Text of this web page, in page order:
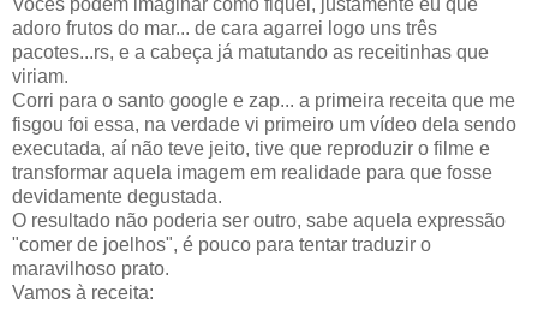
Vocês podem imaginar como fiquei, justamente eu que
adoro frutos do mar... de cara agarrei logo uns três
pacotes...rs, e a cabeça já matutando as receitinhas que
viriam.
Corri para o santo google e zap... a primeira receita que me
fisgou foi essa, na verdade vi primeiro um vídeo dela sendo
executada, aí não teve jeito, tive que reproduzir o filme e
transformar aquela imagem em realidade para que fosse
devidamente degustada.
O resultado não poderia ser outro, sabe aquela expressão
"comer de joelhos", é pouco para tentar traduzir o
maravilhoso prato.
Vamos à receita: